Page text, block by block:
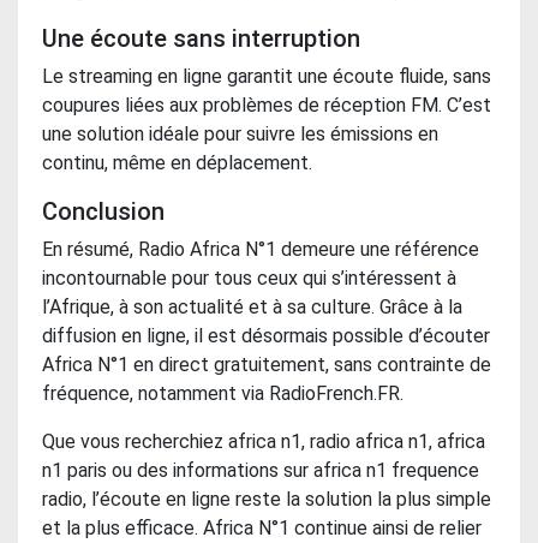
Une écoute sans interruption
Le streaming en ligne garantit une écoute fluide, sans
coupures liées aux problèmes de réception FM. C’est
une solution idéale pour suivre les émissions en
continu, même en déplacement.
Conclusion
En résumé, Radio Africa N°1 demeure une référence
incontournable pour tous ceux qui s’intéressent à
l’Afrique, à son actualité et à sa culture. Grâce à la
diffusion en ligne, il est désormais possible d’écouter
Africa N°1 en direct gratuitement, sans contrainte de
fréquence, notamment via RadioFrench.FR.
Que vous recherchiez africa n1, radio africa n1, africa
n1 paris ou des informations sur africa n1 frequence
radio, l’écoute en ligne reste la solution la plus simple
et la plus efficace. Africa N°1 continue ainsi de relier